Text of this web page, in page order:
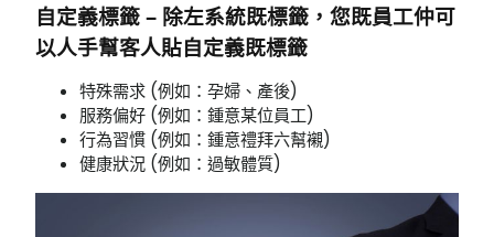
自定義標籤 – 除左系統既標籤，您既員工仲可
以人手幫客人貼自定義既標籤
特殊需求 (例如：孕婦、產後)
服務偏好 (例如：鍾意某位員工)
行為習慣 (例如：鍾意禮拜六幫襯)
健康狀況 (例如：過敏體質)